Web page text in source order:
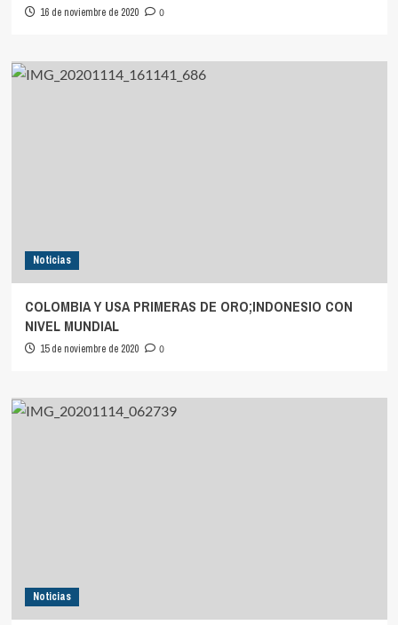
16 de noviembre de 2020 0
Noticias
COLOMBIA Y USA PRIMERAS DE ORO;INDONESIO CON
NIVEL MUNDIAL
15 de noviembre de 2020 0
Noticias